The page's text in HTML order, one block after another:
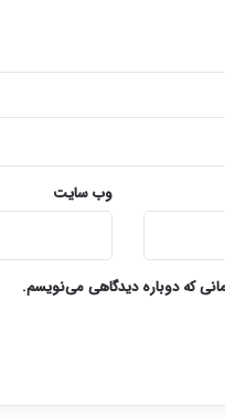
وب‌ سایت
که دوباره دیدگاهی می‌نویسم.